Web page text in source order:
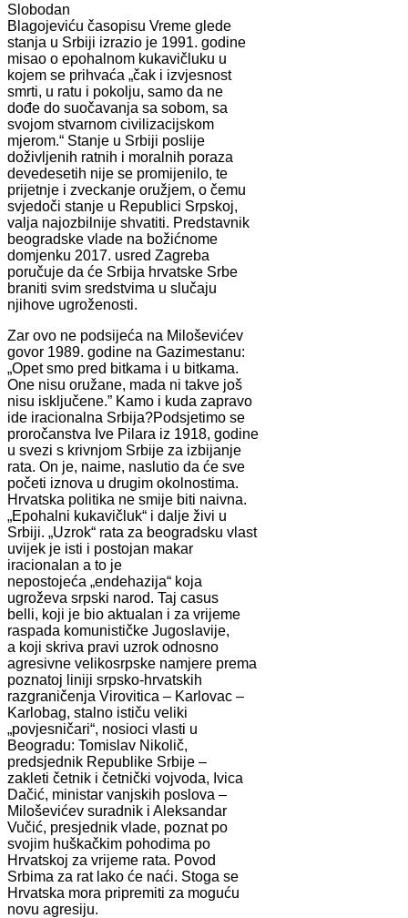
Slobodan
Blagojeviću časopisu Vreme glede
stanja u Srbiji izrazio je 1991. godine
misao o epohalnom kukavičluku u
kojem se prihvaća „čak i izvjesnost
smrti, u ratu i pokolju, samo da ne
dođe do suočavanja sa sobom, sa
svojom stvarnom civilizacijskom
mjerom.“ Stanje u Srbiji poslije
doživljenih ratnih i moralnih poraza
devedesetih nije se promijenilo, te
prijetnje i zveckanje oružjem, o čemu
svjedoči stanje u Republici Srpskoj,
valja najozbilnije shvatiti. Predstavnik
beogradske vlade na božićnome
domjenku 2017. usred Zagreba
poručuje da će Srbija hrvatske Srbe
braniti svim sredstvima u slučaju
njihove ugroženosti.
Zar ovo ne podsijeća na Miloševićev
govor 1989. godine na Gazimestanu:
„Opet smo pred bitkama i u bitkama.
One nisu oružane, mada ni takve još
nisu isključene.” Kamo i kuda zapravo
ide iracionalna Srbija?Podsjetimo se
proročanstva Ive Pilara iz 1918, godine
u svezi s krivnjom Srbije za izbijanje
rata. On je, naime, naslutio da će sve
početi iznova u drugim okolnostima.
Hrvatska politika ne smije biti naivna.
„Epohalni kukavičluk“ i dalje živi u
Srbiji. „Uzrok“ rata za beogradsku vlast
uvijek je isti i postojan makar
iracionalan a to je
nepostojeća „endehazija“ koja
ugroževa srpski narod. Taj casus
belli, koji je bio aktualan i za vrijeme
raspada komunističke Jugoslavije,
a koji skriva pravi uzrok odnosno
agresivne velikosrpske namjere prema
poznatoj liniji srpsko-hrvatskih
razgraničenja Virovitica – Karlovac –
Karlobag, stalno ističu veliki
„povjesničari“, nosioci vlasti u
Beogradu: Tomislav Nikolič,
predsjednik Republike Srbije –
zakleti četnik i četnički vojvoda, Ivica
Dačić, ministar vanjskih poslova –
Miloševićev suradnik i Aleksandar
Vučić, presjednik vlade, poznat po
svojim huškačkim pohodima po
Hrvatskoj za vrijeme rata. Povod
Srbima za rat lako će naći. Stoga se
Hrvatska mora pripremiti za moguću
novu agresiju.